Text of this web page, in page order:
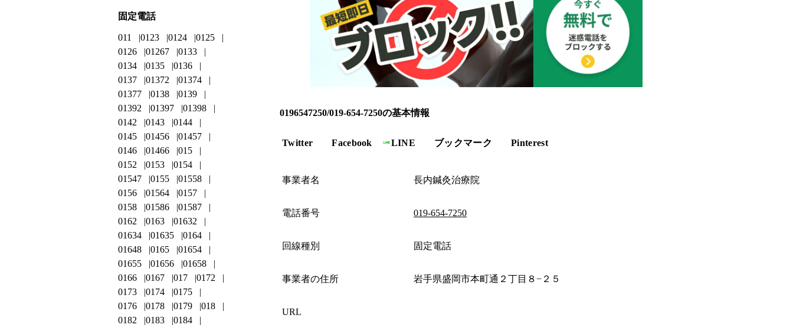
0196547250/019-654-7250の基本情報
Twitter Facebook LINE ブックマーク Pinterest
事業者名 長内鍼灸治療院
電話番号 019-654-7250
回線種別 固定電話
事業者の住所 岩手県盛岡市本町通２丁目８−２５
URL
固定電話
011 0123 0124
0125
0126
01267
0133
0134
0135
0136
0137
01372
01374
01377
0138
0139
01392
01397
01398
0142
0143
0144
0145
01456
01457
0146
01466
015
0152
0153
0154
01547
0155
01558
0156
01564
0157
0158
01586
01587
0162
0163
01632
01634
01635
0164
01648
0165
01654
01655
01656
01658
0166
0167 017
0172
0173
0174
0175
0176
0178 0179
018
0182
0183
0184